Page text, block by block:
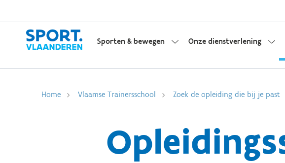
Sporten & bewegen Onze dienstverlening
Home Vlaamse Trainersschool Zoek de opleiding die bij je past